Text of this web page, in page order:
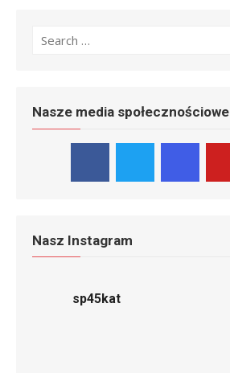
for:
Nasze media społecznościowe
Nasz Instagram
sp45kat